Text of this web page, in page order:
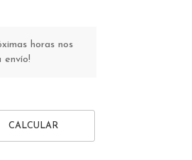
horas nos
envío!
CALCULAR